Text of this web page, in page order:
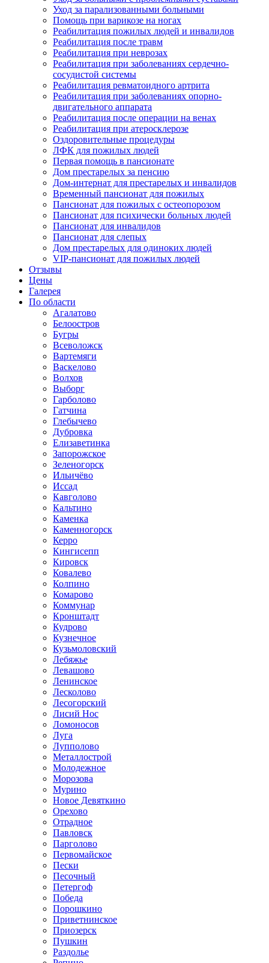
Уход за парализованными больными
Помощь при варикозе на ногах
Реабилитация пожилых людей и инвалидов
Реабилитация после травм
Реабилитация при неврозах
Реабилитация при заболеваниях сердечно-
сосудистой системы
Реабилитация ревматоидного артрита
Реабилитация при заболеваниях опорно-
двигательного аппарата
Реабилитация после операции на венах
Реабилитация при атеросклерозе
Оздоровительные процедуры
ЛФК для пожилых людей
Первая помощь в пансионате
Дом престарелых за пенсию
Дом-интернат для престарелых и инвалидов
Временный пансионат для пожилых
Пансионат для пожилых с остеопорозом
Пансионат для психически больных людей
Пансионат для инвалидов
Пансионат для слепых
Дом престарелых для одиноких людей
VIP-пансионат для пожилых людей
Отзывы
Цены
Галерея
По области
Агалатово
Белоостров
Бугры
Всеволожск
Вартемяги
Васкелово
Волхов
Выборг
Гарболово
Гатчина
Глебычево
Дубровка
Елизаветинка
Запорожское
Зеленогорск
Ильичёво
Иссад
Кавголово
Кальтино
Каменка
Каменногорск
Керро
Кингисепп
Кировск
Ковалево
Колпино
Комарово
Коммунар
Кронштадт
Кудрово
Кузнечное
Кузьмоловский
Лебяжье
Левашово
Ленинское
Лесколово
Лесогорский
Лисий Нос
Ломоносов
Луга
Лупполово
Металлострой
Молодежное
Морозова
Мурино
Новое Девяткино
Орехово
Отрадное
Павловск
Парголово
Первомайское
Пески
Песочный
Петергоф
Победа
Порошкино
Приветнинское
Приозерск
Пушкин
Раздолье